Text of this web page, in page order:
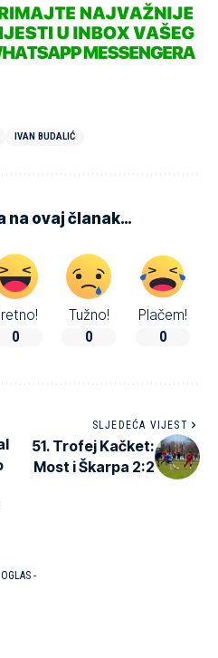
IVAN BUDALIĆ
na ovaj članak…
0
Tužno!
0
Plačem!
0
SLJEDEĆA VIJEST
51. Trofej Kačket:
Most i Škarpa 2:2
-